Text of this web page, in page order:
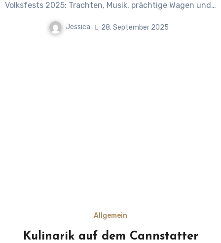
Volksfests 2025: Trachten, Musik, prächtige Wagen und…
Jessica 28. September 2025
Allgemein
Kulinarik auf dem Cannstatter